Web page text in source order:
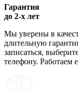
Гарантия
до 2-х лет
Мы уверены в
длительную
записаться,
телефону. Работаем